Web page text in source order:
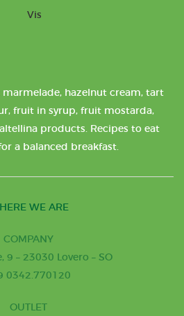
hazelnut cream, tart
fruit in syrup, fruit mostarda,
products. Recipes to eat
a balanced breakfast.
WE ARE
COMPANY
9 – 23030 Lovero – SO
0342.770120
OUTLET